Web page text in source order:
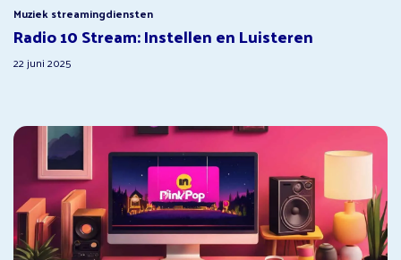
Muziek streamingdiensten
Radio 10 Stream: Instellen en Luisteren
22 juni 2025